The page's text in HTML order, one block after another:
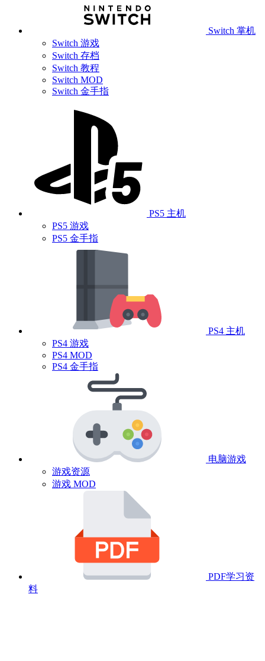
Switch 掌机
Switch 游戏
Switch 存档
Switch 教程
Switch MOD
Switch 金手指
PS5 主机
PS5 游戏
PS5 金手指
PS4 主机
PS4 游戏
PS4 MOD
PS4 金手指
电脑游戏
游戏资源
游戏 MOD
PDF学习资
料